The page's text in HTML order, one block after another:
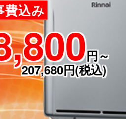
費込み
円～
円(税込)